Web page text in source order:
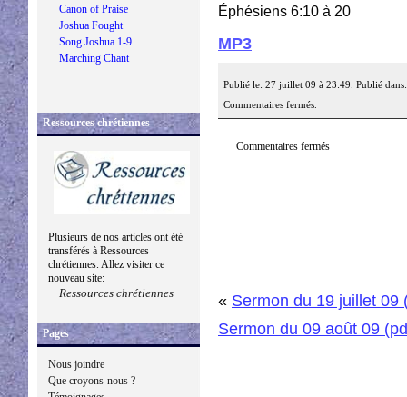
Canon of Praise
Joshua Fought
Song Joshua 1-9
Marching Chant
Ressources chrétiennes
Plusieurs de nos articles ont été
transférés à Ressources
chrétiennes. Allez visiter ce
nouveau site:
Ressources chrétiennes
Pages
Nous joindre
Que croyons-nous ?
Éphésiens 6:10 à 20
MP3
Publié le: 27 juillet 09 à 23:49. Publié
Commentaires fermés.
Commentaires fermés
« Sermon du 19 juillet 09
Sermon du 09 août 09